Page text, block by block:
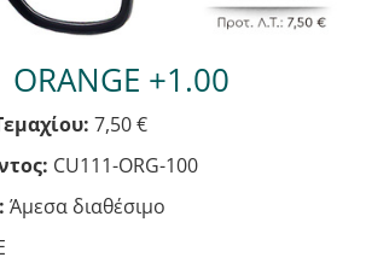
ORANGE +1.00
7,50 €
CU111-ORG-100
Άμεσα διαθέσιμο